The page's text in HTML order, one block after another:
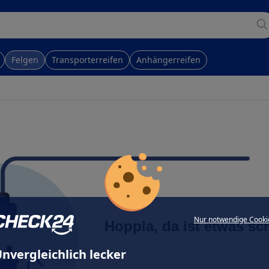
Nur notwendige
lecker
Felgen Transporterreifen Anhängerreifen
Hoppla, da ist etwas